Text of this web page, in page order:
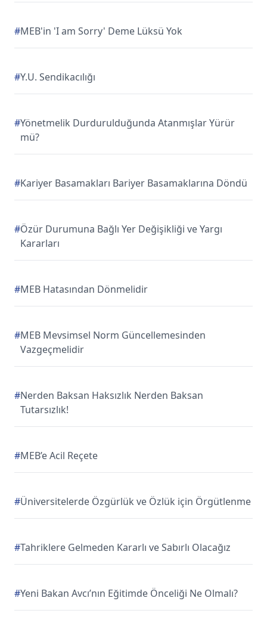
#MEB'in 'I am Sorry' Deme Lüksü Yok
#Y.U. Sendikacılığı
#Yönetmelik Durdurulduğunda Atanmışlar Yürür
mü?
#Kariyer Basamakları Bariyer Basamaklarına Döndü
#Özür Durumuna Bağlı Yer Değişikliği ve Yargı
Kararları
#MEB Hatasından Dönmelidir
#MEB Mevsimsel Norm Güncellemesinden
Vazgeçmelidir
#Nerden Baksan Haksızlık Nerden Baksan
Tutarsızlık!
#MEB’e Acil Reçete
#Üniversitelerde Özgürlük ve Özlük için Örgütlenme
#Tahriklere Gelmeden Kararlı ve Sabırlı Olacağız
#Yeni Bakan Avcı’nın Eğitimde Önceliği Ne Olmalı?